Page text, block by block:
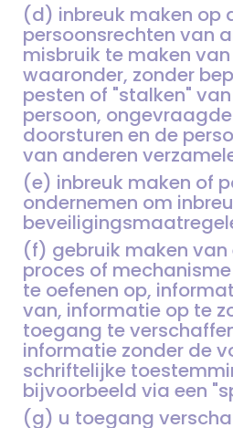
(d) inbreuk maken op
persoonsrechten van
misbruik te maken
waaronder, zonder
pesten of "stalken"
persoon,
doorsturen en de
van anderen
(e) inbreuk maken of
ondernemen om
(f) gebruik maken van
proces of
te oefenen op,
van, informatie op te
toegang te
informatie zonder de
schriftelijke
bijvoorbeeld via een
(g) u toegang